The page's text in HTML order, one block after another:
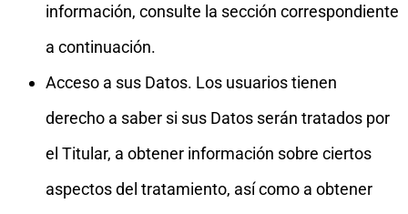
información, consulte la sección correspondiente
a continuación.
Acceso a sus Datos. Los usuarios tienen
derecho a saber si sus Datos serán tratados por
el Titular, a obtener información sobre ciertos
aspectos del tratamiento, así como a obtener